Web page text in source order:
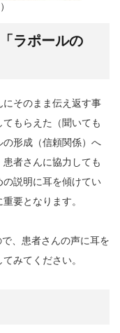
ラポールの
にそのまま伝え返す事
もらえた（聞いても
の形成（信頼関係）へ
者さんに協力しても
の説明に耳を傾けてい
要となります。
、患者さんの声に耳を
みてください。